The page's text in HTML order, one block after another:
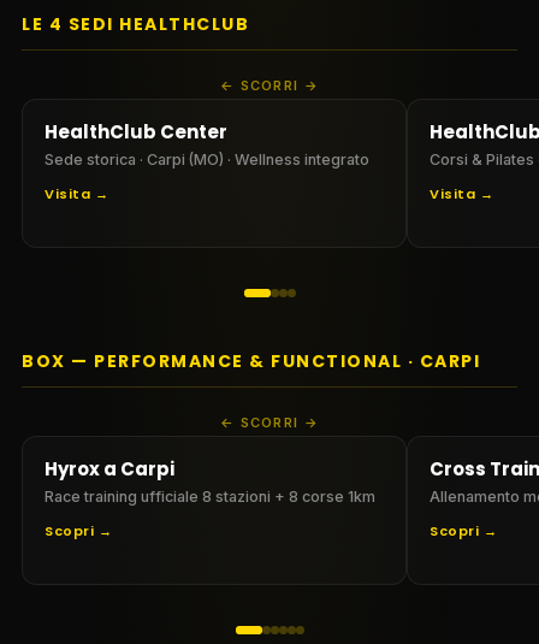
LE 4 SEDI HEALTHCLUB
SCORRI
HealthClub Center
Sede storica · Carpi (MO) · Wellness integrato
Visita →
Corsi & Pilates
Visita →
BOX — PERFORMANCE & FUNCTIONAL · CARPI
SCORRI
Hyrox a Carpi
Race training ufficiale 8 stazioni + 8 corse 1km
Scopri →
Cross
Allenamento
Scopri →